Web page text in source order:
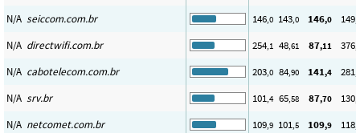
N/A seiccom.com.br 146,0 143,0 146,0 149
N/A directwifi.com.br 254,1 48,61 87,11 376
N/A cabotelecom.com.br 203,0 84,90 141,4 281
N/A srv.br 101,4 65,58 87,70 130
N/A netcomet.com.br 109,9 101,5 109,9 118